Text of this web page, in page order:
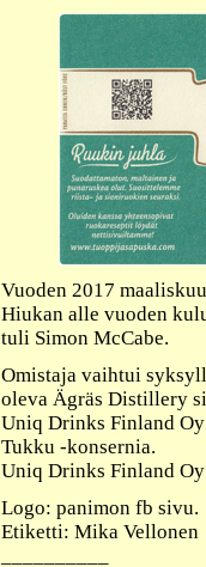
Vuoden 2017
Hiukan alle vuoden
tuli Simon McCabe.
Omistaja vaihtui
oleva Ägräs Distillery
Uniq Drinks Finland
Tukku -konsernia.
Uniq Drinks Finland
Logo: panimon fb sivu.
Etiketti: Mika Vellonen